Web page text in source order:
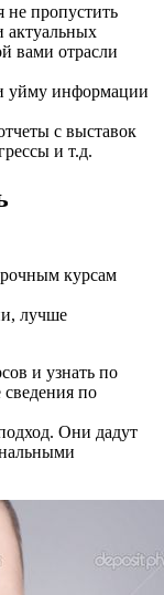
не пропустить
актуальных
вами отрасли
уйму информации
с выставок
и т.д.
курсам
лучше
и узнать по
по
Они дадут